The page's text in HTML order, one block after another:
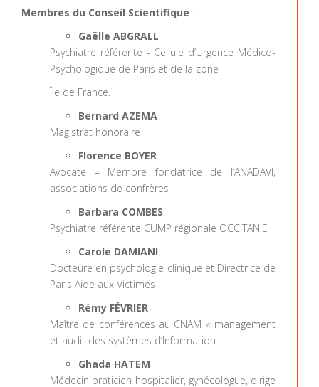
Membres du Conseil Scientifique :
Gaëlle ABGRALL
Psychiatre référente - Cellule d’Urgence Médico-
Psychologique de Paris et de la zone
Île de France.
Bernard AZEMA
Magistrat honoraire
Florence BOYER
Avocate – Membre fondatrice de l’ANADAVI,
associations de confrères
Barbara COMBES
Psychiatre référente CUMP régionale OCCITANIE
Carole DAMIANI
Docteure en psychologie clinique et Directrice de
Paris Aide aux Victimes
Rémy FÉVRIER
Maître de conférences au CNAM « management
et audit des systèmes d’Information
Ghada HATEM
Médecin praticien hospitalier, gynécologue, dirige